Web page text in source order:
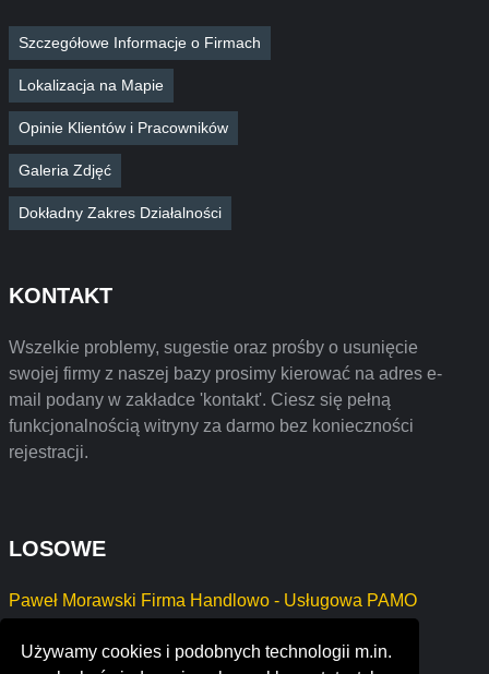
Używamy cookies i podobnych technologii m.in.
Szczegółowe Informacje o Firmach
Lokalizacja na Mapie
Opinie Klientów i Pracowników
Galeria Zdjęć
Dokładny Zakres Działalności
KONTAKT
Wszelkie problemy, sugestie oraz prośby o usunięcie
swojej firmy z naszej bazy prosimy kierować na adres e-
mail podany w zakładce 'kontakt'. Ciesz się pełną
funkcjonalnością witryny za darmo bez konieczności
rejestracji.
LOSOWE
Paweł Morawski Firma Handlowo - Usługowa PAMO
TAR KATARZYNA SMOŁA